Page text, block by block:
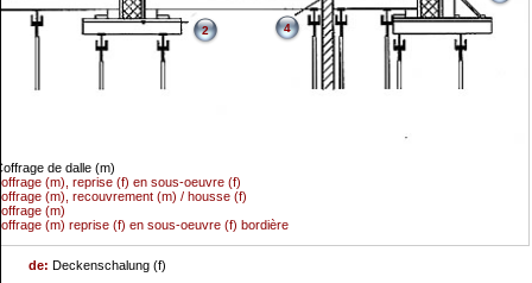
de dalle (m)
(m), reprise (f) en sous-oeuvre (f)
2
(m), recouvrement (m) / housse (f)
(m)
4
(m) reprise (f) en sous-oeuvre (f) bordière
de:Deckenschalung (f)